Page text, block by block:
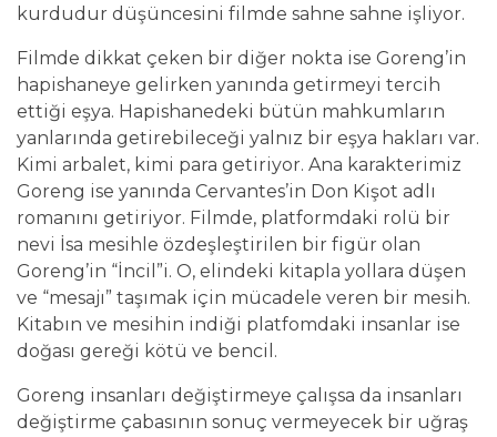
kurdudur düşüncesini filmde sahne sahne işliyor.
Filmde dikkat çeken bir diğer nokta ise Goreng’in
hapishaneye gelirken yanında getirmeyi tercih
ettiği eşya. Hapishanedeki bütün mahkumların
yanlarında getirebileceği yalnız bir eşya hakları var.
Kimi arbalet, kimi para getiriyor. Ana karakterimiz
Goreng ise yanında Cervantes’in Don Kişot adlı
romanını getiriyor. Filmde, platformdaki rolü bir
nevi İsa mesihle özdeşleştirilen bir figür olan
Goreng’in “İncil”i. O, elindeki kitapla yollara düşen
ve “mesajı” taşımak için mücadele veren bir mesih.
Kitabın ve mesihin indiği platfomdaki insanlar ise
doğası gereği kötü ve bencil.
Goreng insanları değiştirmeye çalışsa da insanları
değiştirme çabasının sonuç vermeyecek bir uğraş